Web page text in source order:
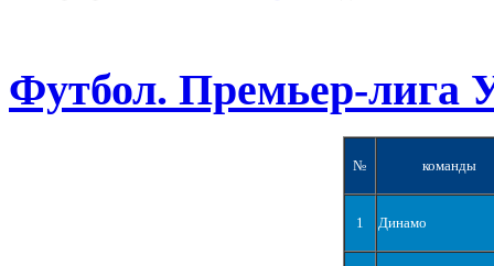
Футбол. Премьер-лига
№ команды
1 Динамо